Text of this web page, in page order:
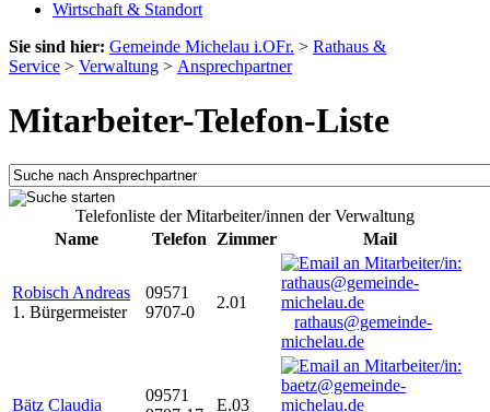
Wirtschaft & Standort
Sie sind hier: Gemeinde Michelau i.OFr. > Rathaus &
Service > Verwaltung > Ansprechpartner
Mitarbeiter-Telefon-Liste
Telefonliste der Mitarbeiter/innen der Verwaltung
Name
Telefon Zimmer Mail
Robisch Andreas
1. Bürgermeister
09571
9707-0
2.01
rathaus@gemeinde-
michelau.de
Bätz Claudia
09571
E.03